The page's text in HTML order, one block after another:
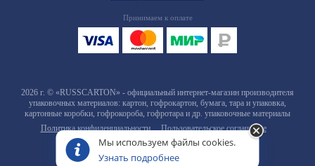
Принимаем к оплате
2026 г. © «RUSSCARTON» - официальный интернет-магазин производителя
упаковочных материалов: картон, гофрокартон, бумага, тара и упаковка,
картонные коробки, гофрокороба, гофротара и др. упаковочные материалы
Политика конфиденциальности
Пользовательское соглашение
Мы используем файлы cookies.
Узнать подробнее